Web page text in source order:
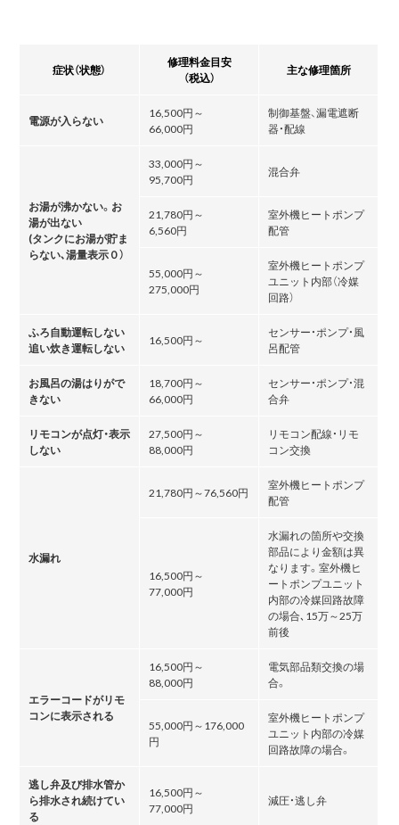
症状（状態）
修理料金目安
（税込）
主な修理箇所
電源が入らない
16,500円～
66,000円
制御基盤、漏電遮断
器・配線
お湯が沸かない。お
湯が出ない
(タンクにお湯が貯ま
らない､湯量表示０）
33,000円～
95,700円
混合弁
21,780円～
6,560円
室外機ヒートポンプ
配管
55,000円～
275,000円
室外機ヒートポンプ
ユニット内部（冷媒
回路）
ふろ自動運転しない
追い炊き運転しない
16,500円～
センサー・ポンプ・風
呂配管
お風呂の湯はりがで
きない
18,700円～
66,000円
センサー・ポンプ・混
合弁
リモコンが点灯・表示
しない
27,500円～
88,000円
リモコン配線・リモ
コン交換
水漏れ
21,780円～76,560円
室外機ヒートポンプ
配管
16,500円～
77,000円
水漏れの箇所や交換
部品により金額は異
なります。室外機ヒ
ートポンプユニット
内部の冷媒回路故障
の場合､15万～25万
前後
エラーコードがリモ
コンに表示される
16,500円～
88,000円
電気部品類交換の場
合。
55,000円～176,000
円
室外機ヒートポンプ
ユニット内部の冷媒
回路故障の場合。
逃し弁及び排水管か
ら排水され続けてい
る
16,500円～
77,000円
減圧・逃し弁